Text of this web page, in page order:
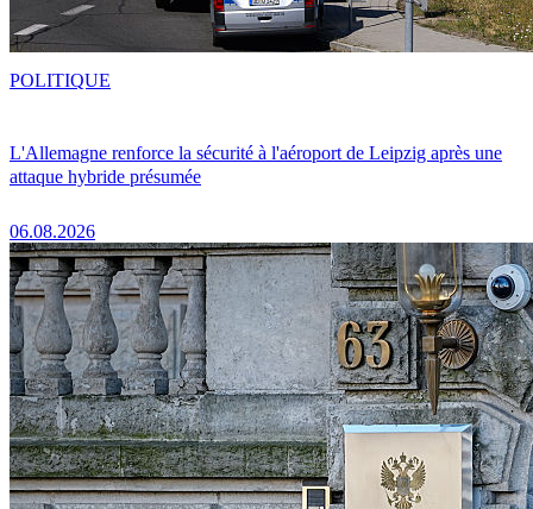
L'Allemagne renforce la sécurité à l'aéroport de Leipzig après une
attaque hybride présumée
06.08.2026
POLITIQUE